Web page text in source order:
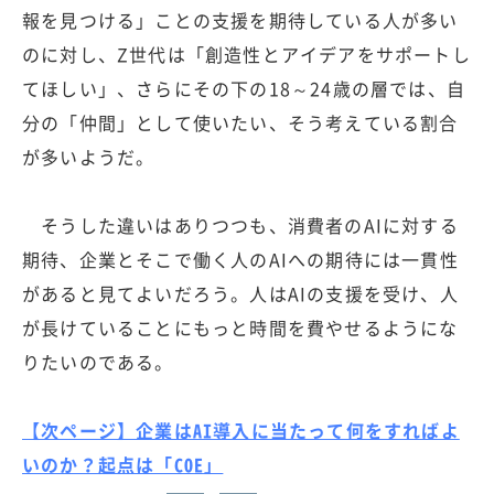
報を見つける」ことの支援を期待している人が多い
のに対し、Z世代は「創造性とアイデアをサポートし
てほしい」、さらにその下の18～24歳の層では、自
分の「仲間」として使いたい、そう考えている割合
が多いようだ。
そうした違いはありつつも、消費者のAIに対する
期待、企業とそこで働く人のAIへの期待には一貫性
があると見てよいだろう。人はAIの支援を受け、人
が長けていることにもっと時間を費やせるようにな
りたいのである。
【次ページ】企業はAI導入に当たって何をすればよ
いのか？起点は「COE」